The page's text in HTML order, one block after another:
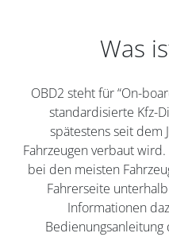
Was
OBD2 steht für “On-
standardisierte Kfz-
spätestens seit dem
Fahrzeugen verbaut
bei den meisten
Fahrerseite
Informationen